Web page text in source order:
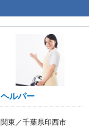
ヘルパー
関東／千葉県印西市